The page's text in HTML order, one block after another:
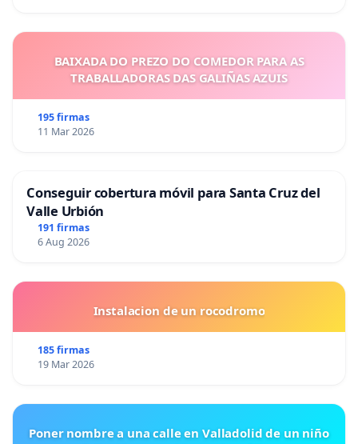
BAIXADA DO PREZO DO COMEDOR PARA AS
TRABALLADORAS DAS GALIÑAS AZUIS
195 firmas
11 Mar 2026
Conseguir cobertura móvil para Santa Cruz del
Valle Urbión
191 firmas
6 Aug 2026
Instalacion de un rocodromo
185 firmas
19 Mar 2026
Poner nombre a una calle en Valladolid de un niño